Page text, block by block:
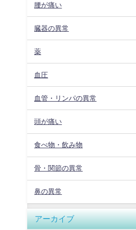
腰が痛い
臓器の異常
薬
血圧
血管・リンパの異常
頭が痛い
食べ物・飲み物
骨・関節の異常
鼻の異常
アーカイブ